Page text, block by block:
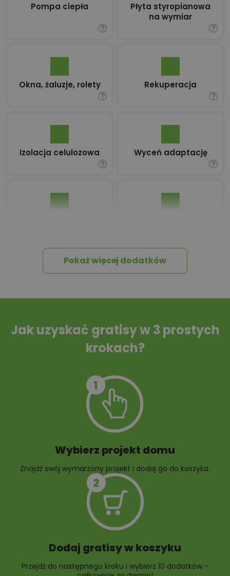
Pompa ciepła
Płyta styropianowa
na wymiar
Okna, żaluzje, rolety Rekuperacja
Izolacja celulozowa Wyceń adaptację
Tablica informacyjna
Przydomowa
10 projektów małej
10 projektów rabat
Pokaż więcej dodatków
Jak uzyskać gratisy w 3 prostych
krokach?
Wybierz projekt domu
Znajdź swój wymarzony projekt i dodaj go do koszyka.
Dodaj gratisy w koszyku
Przejdź do następnego kroku i wybierz 10 dodatków –